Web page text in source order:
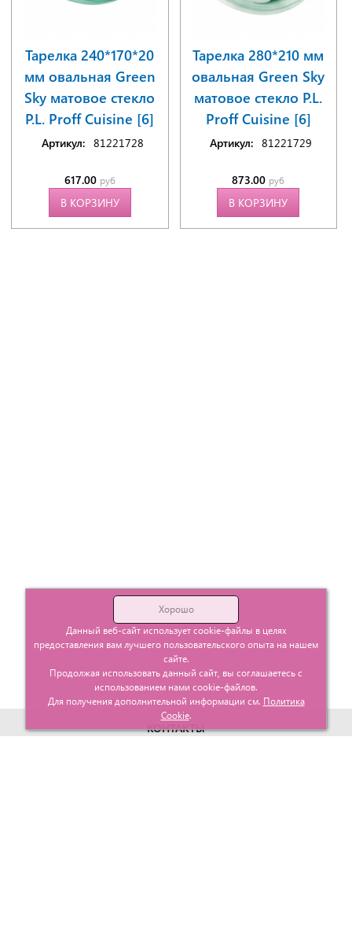
Тарелка 240*170*20
мм овальная Green
Sky матовое стекло
P.L. Proff Cuisine [6]
Артикул: 81221728
617.00 руб
В КОРЗИНУ
Тарелка 280*210 мм
овальная Green Sky
матовое стекло P.L.
Proff Cuisine [6]
Артикул: 81221729
873.00 руб
В КОРЗИНУ
КОНТАКТЫ
Хорошо
Данный веб-сайт использует cookie-файлы в целях
предоставления вам лучшего пользовательского опыта на нашем
сайте.
Продолжая использовать данный сайт, вы соглашаетесь с
использованием нами cookie-файлов.
Для получения дополнительной информации см. Политика
Cookie.